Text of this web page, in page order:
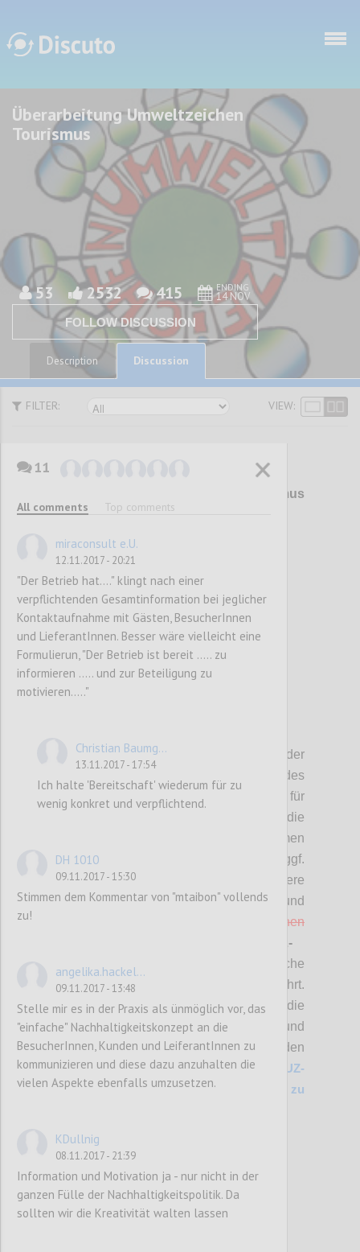
Discuto
Discuto
Überarbeitung Umweltzeichen
Tourismus
53 2532 415 ENDING
14 NOV
FOLLOW DISCUSSION
Description Discussion
FILTER: VIEW:
P1
Überarbeitung Umweltzeichen Tourismus
und Freizeitwirtschaft (UZ 200)
Hier stehen dieVorschläge
bzgl. der
des
Österreichischen Umweltzeichens für
Bitte die
Änderungsvorschläge bewerten (mit „Daumen
hoch“ bzw. „Daumen runter“) und diese ggf.
auch kommentieren sowie allfällige weitere
Punkte einbringen.Änderungen und
rot durchgestrichen
SOLL-
, wesentliche
Änderungen sowie Streichungen angeführt.
A lle Änderungen in diesem Bereich sowie die
Anforderungen für die Beurteilung und
Prüfung und diedetaillierte Zuordnung zu den
jeweiligen Betriebstypen finden Sie unter
UZ-
200 Kriterienvergleich Vers. 6.1 (2014) zu
11
All comments Top comments
miraconsult e.U.
12.11.2017 - 20:21
"Der Betrieb hat...." klingt nach einer
verpflichtenden Gesamtinformation bei jeglicher
Kontaktaufnahme mit Gästen, BesucherInnen
und LieferantInnen. Besser wäre vielleicht eine
Formulierun, "Der Betrieb ist bereit ..... zu
informieren ..... und zur Beteiligung zu
motivieren....."
Christian Baumg...
13.11.2017 - 17:54
Ich halte 'Bereitschaft' wiederum für zu
wenig konkret und verpflichtend.
DH 1010
09.11.2017 - 15:30
Stimmen dem Kommentar von "mtaibon" vollends
zu!
angelika.hackel...
09.11.2017 - 13:48
Stelle mir es in der Praxis als ünmöglich vor, das
"einfache" Nachhaltigkeitskonzept an die
BesucherInnen, Kunden und LeiferantInnen zu
kommunizieren und diese dazu anzuhalten die
vielen Aspekte ebenfalls umzusetzen.
KDullnig
08.11.2017 - 21:39
Information und Motivation ja - nur nicht in der
ganzen Fülle der Nachhaltigkeitspolitik. Da
sollten wir die Kreativität walten lassen